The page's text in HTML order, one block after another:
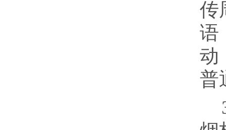
传
语
动
普